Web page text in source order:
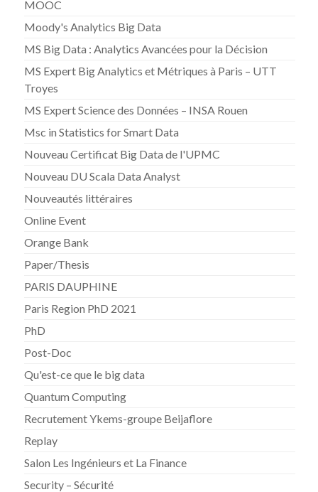
MOOC
Moody's Analytics Big Data
MS Big Data : Analytics Avancées pour la Décision
MS Expert Big Analytics et Métriques à Paris – UTT
Troyes
MS Expert Science des Données – INSA Rouen
Msc in Statistics for Smart Data
Nouveau Certificat Big Data de l'UPMC
Nouveau DU Scala Data Analyst
Nouveautés littéraires
Online Event
Orange Bank
Paper/Thesis
PARIS DAUPHINE
Paris Region PhD 2021
PhD
Post-Doc
Qu'est-ce que le big data
Quantum Computing
Recrutement Ykems-groupe Beijaflore
Replay
Salon Les Ingénieurs et La Finance
Security – Sécurité